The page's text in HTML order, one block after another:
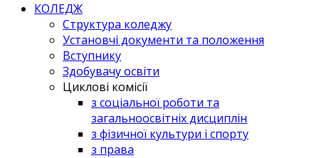
КОЛЕДЖ
Структура коледжу
Установчі документи та положення
Вступнику
Здобувачу освіти
Циклові комісії
з соціальної роботи та
загальноосвітніх дисциплін
з фізичної культури і спорту
з права